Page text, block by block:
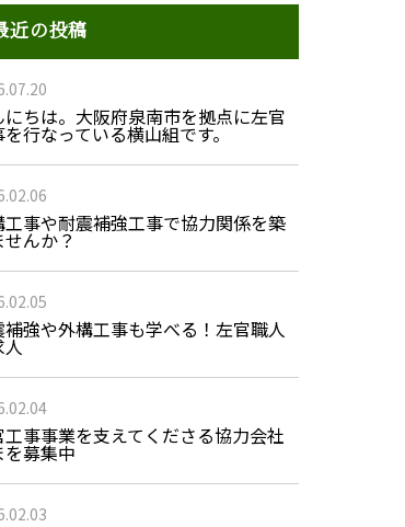
近の投稿
にちは。大阪府泉南市を拠点に左官
行なっている横山組です。
工事や耐震補強工事で協力関係を築
せんか？
補強や外構工事も学べる！左官職人
人
工事事業を支えてくださる協力会社
を募集中